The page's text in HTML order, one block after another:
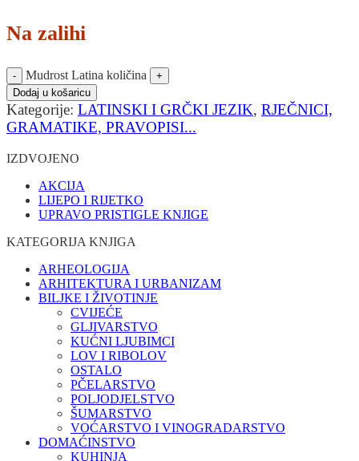
Na zalihi
Mudrost Latina količina
Dodaj u košaricu
Kategorije: LATINSKI I GRČKI JEZIK, RJEČNICI,
GRAMATIKE, PRAVOPISI...
IZDVOJENO
AKCIJA
LIJEPO I RIJETKO
UPRAVO PRISTIGLE KNJIGE
KATEGORIJA KNJIGA
ARHEOLOGIJA
ARHITEKTURA I URBANIZAM
BILJKE I ŽIVOTINJE
CVIJEĆE
GLJIVARSTVO
KUĆNI LJUBIMCI
LOV I RIBOLOV
OSTALO
PČELARSTVO
POLJODJELSTVO
ŠUMARSTVO
VOĆARSTVO I VINOGRADARSTVO
DOMAĆINSTVO
KUHINJA